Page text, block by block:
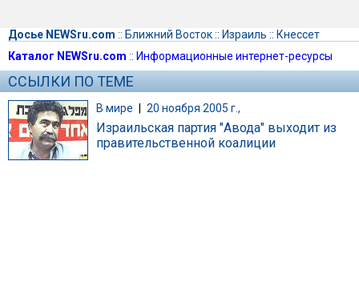
Досье NEWSru.com :: Ближний Восток:: Израиль :: Кнессет
Каталог NEWSru.com :: Информационные интернет-ресурсы
ССЫЛКИ ПО ТЕМЕ
В мире | 20 ноября 2005 г.,
Израильская партия "Авода" выходит из
правительственной коалиции